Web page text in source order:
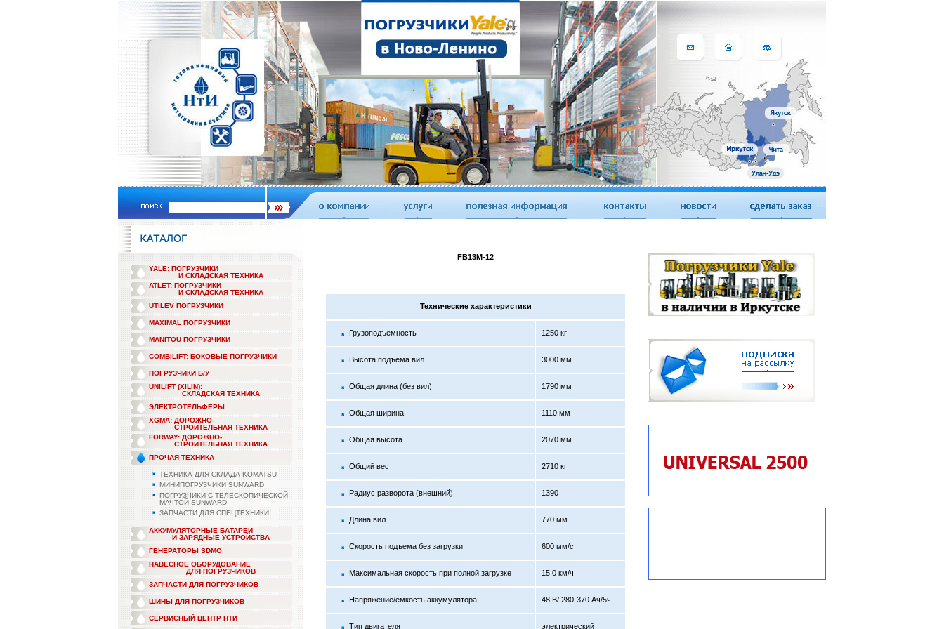
YALE: ПОГРУЗЧИКИ
И СКЛАДСКАЯ ТЕХНИКА
ATLET: ПОГРУЗЧИКИ
И СКЛАДСКАЯ ТЕХНИКА
UTILEV ПОГРУЗЧИКИ
MAXIMAL ПОГРУЗЧИКИ
MANITOU ПОГРУЗЧИКИ
COMBILIFT: БОКОВЫЕ ПОГРУЗЧИКИ
ПОГРУЗЧИКИ Б/У
UNILIFT (XILIN):
СКЛАДСКАЯ ТЕХНИКА
ЭЛЕКТРОТЕЛЬФЕРЫ
XGMA: ДОРОЖНО-
СТРОИТЕЛЬНАЯ ТЕХНИКА
FORWAY: ДОРОЖНО-
СТРОИТЕЛЬНАЯ ТЕХНИКА
ПРОЧАЯ ТЕХНИКА
ТЕХНИКА ДЛЯ СКЛАДА KOMATSU
МИНИПОГРУЗЧИКИ SUNWARD
ПОГРУЗЧИКИ С ТЕЛЕСКОПИЧЕСКОЙ
МАЧТОЙ SUNWARD
ЗАПЧАСТИ ДЛЯ СПЕЦТЕХНИКИ
АККУМУЛЯТОРНЫЕ БАТАРЕИ
И ЗАРЯДНЫЕ УСТРОЙСТВА
ГЕНЕРАТОРЫ SDMO
НАВЕСНОЕ ОБОРУДОВАНИЕ
ДЛЯ ПОГРУЗЧИКОВ
ЗАПЧАСТИ ДЛЯ ПОГРУЗЧИКОВ
ШИНЫ ДЛЯ ПОГРУЗЧИКОВ
СЕРВИСНЫЙ ЦЕНТР НТИ
FB13M-12
Технические характеристики
Грузоподъемность 1250 кг
Высота подъема вил 3000 мм
Общая длина (без вил) 1790 мм
Общая ширина 1110 мм
Общая высота 2070 мм
Общий вес 2710 кг
Радиус разворота (внешний) 1390
Длина вил 770 мм
Скорость подъема без загрузки 600 мм/с
Максимальная скорость при полной загрузке 15.0 км/ч
Напряжение/емкость аккумулятора 48 В/ 280-370 Ач/5ч
Тип двигателя электрический